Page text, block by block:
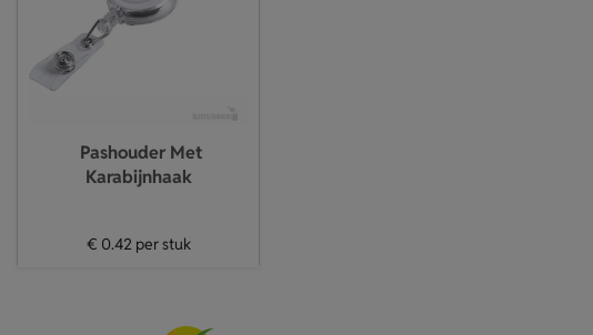
Pashouder Met
Karabijnhaak
€ 0.42per stuk